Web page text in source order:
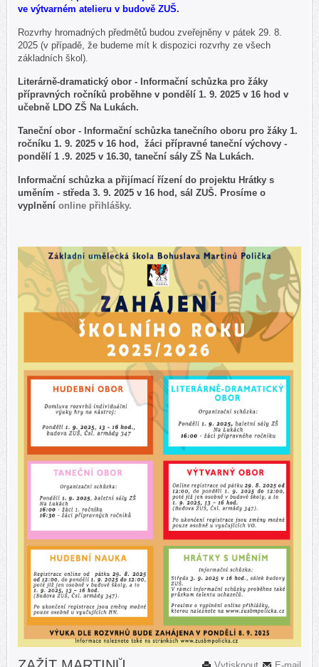
ve výtvarném atelieru v budově ZUŠ.
Rozvrhy hromadných předmětů budou zveřejněny v pátek 29. 8.
2025 (v případě, že budeme mít k dispozici rozvrhy ze všech
základních škol).
Literárně-dramatický obor - Informační schůzka pro žáky
přípravných ročníků proběhne v pondělí 1. 9. 2025 v 16 hod v
učebně LDO ZŠ Na Lukách.
Taneční obor - Informační schůzka tanečního oboru pro žáky 1.
ročníku 1. 9. 2025 v 16 hod, žáci přípravné taneční výchovy -
pondělí 1 .9. 2025 v 16.30, taneční sály ZŠ Na Lukách.
Informační schůzka a přijímací řízení do projektu Hrátky s
uměním - středa 3. 9. 2025 v 16 hod, sál ZUŠ. Prosíme o
vyplnění online přihlášky.